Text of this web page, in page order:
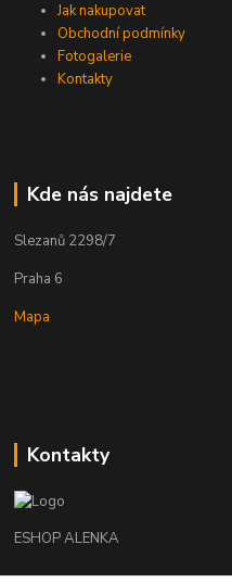
Jak nakupovat
Obchodní podmínky
Fotogalerie
Kontakty
Kde nás najdete
Slezanů 2298/7
Praha 6
Mapa
Kontakty
ESHOP ALENKA